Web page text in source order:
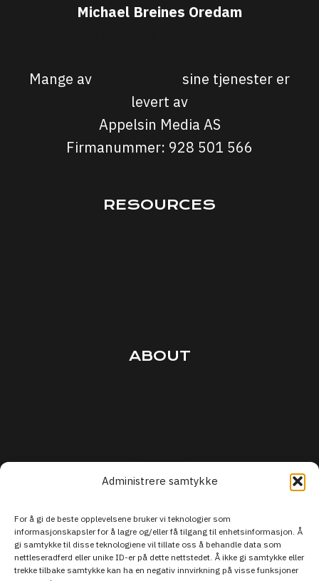
Administrere samtykke
For å gi de beste opplevelsene bruker vi teknologier som
informasjonskapsler for å lagre og/eller få tilgang til enhetsinformasjon. Å
gi samtykke til disse teknologiene vil tillate oss å behandle data som
nettleseradferd eller unike ID-er på dette nettstedet. Å ikke gi samtykke eller
trekke tilbake samtykke kan ha en negativ innvirkning på visse funksjoner
Michael Breines Oredam
Mange av
sine tjenester er
levert av
Appelsin Media AS
Firmanummer: 928 501 566
RESOURCES
ABOUT
Support